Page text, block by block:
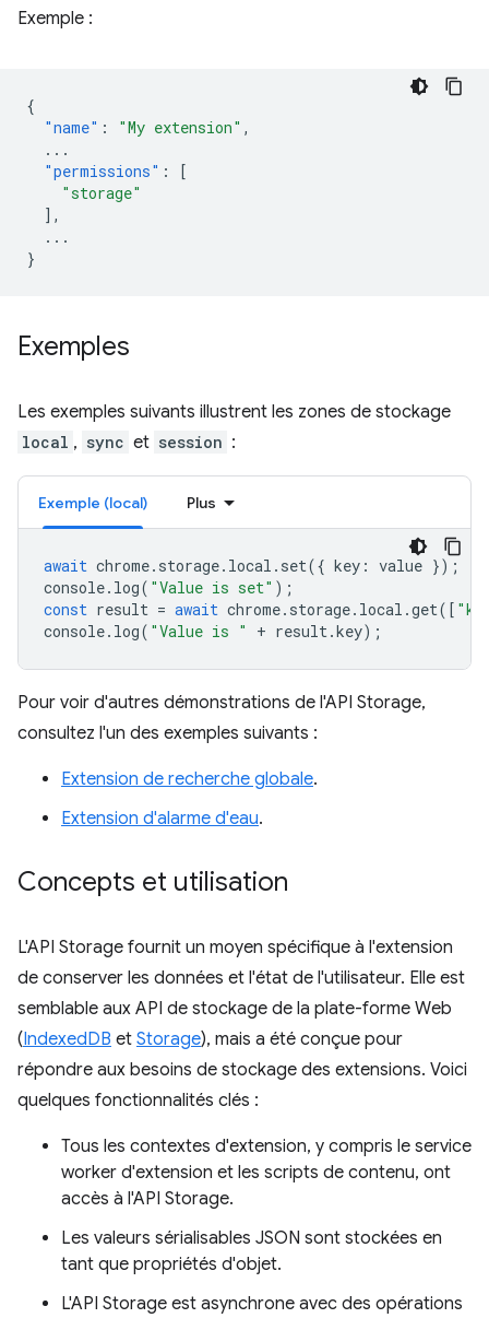
Exemple :
{
"name" : "My extension" ,
...
"permissions" :
[
"storage"
],
...
}
Exemples
Les exemples suivants illustrent les zones de stockage
local , sync et session :
Exemple (local) Plus
await chrome. storage. local . set({ key : value });
console. log( "Value is set" );
const result = await chrome. storage. local .get([
console. log( "Value is " + result.key);
Pour voir d'autres démonstrations de l'API Storage,
consultez l'un des exemples suivants :
Extension de recherche globale.
Extension d'alarme d'eau.
Concepts et utilisation
L'API Storage fournit un moyen spécifique à l'extension
de conserver les données et l'état de l'utilisateur. Elle est
semblable aux API de stockage de la plate-forme Web
(IndexedDB et Storage), mais a été conçue pour
répondre aux besoins de stockage des extensions. Voici
quelques fonctionnalités clés :
Tous les contextes d'extension, y compris le service
worker d'extension et les scripts de contenu, ont
accès à l'API Storage.
Les valeurs sérialisables JSON sont stockées en
tant que propriétés d'objet.
L'API Storage est asynchrone avec des opérations